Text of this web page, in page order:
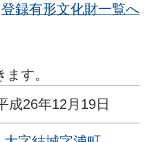
登録有形文化財一覧へ
す。
成26年12月19日